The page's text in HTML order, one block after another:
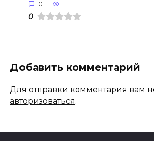
0 1
0
Добавить комментарий
Для отправки комментария вам
авторизоваться.